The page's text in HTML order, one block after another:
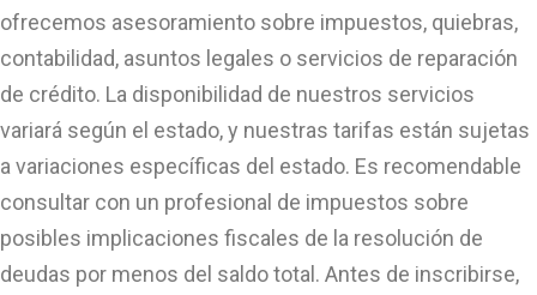
ofrecemos asesoramiento sobre impuestos, quiebras,
contabilidad, asuntos legales o servicios de reparación
de crédito. La disponibilidad de nuestros servicios
variará según el estado, y nuestras tarifas están sujetas
a variaciones específicas del estado. Es recomendable
consultar con un profesional de impuestos sobre
posibles implicaciones fiscales de la resolución de
deudas por menos del saldo total. Antes de inscribirse,